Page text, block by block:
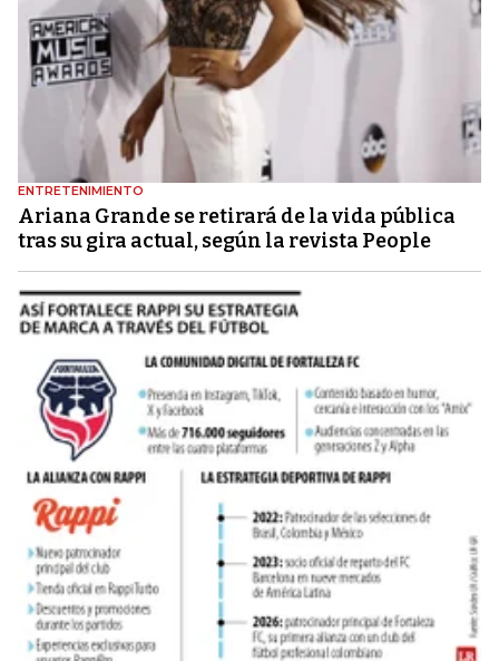
ENTRETENIMIENTO
Ariana Grande se retirará de la vida pública
tras su gira actual, según la revista People